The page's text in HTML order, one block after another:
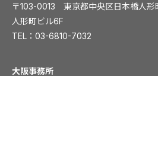
〒103-0013 東京都中央区日本橋人
人形町ビル6F
TEL： 03-6810-7032
大阪事務所